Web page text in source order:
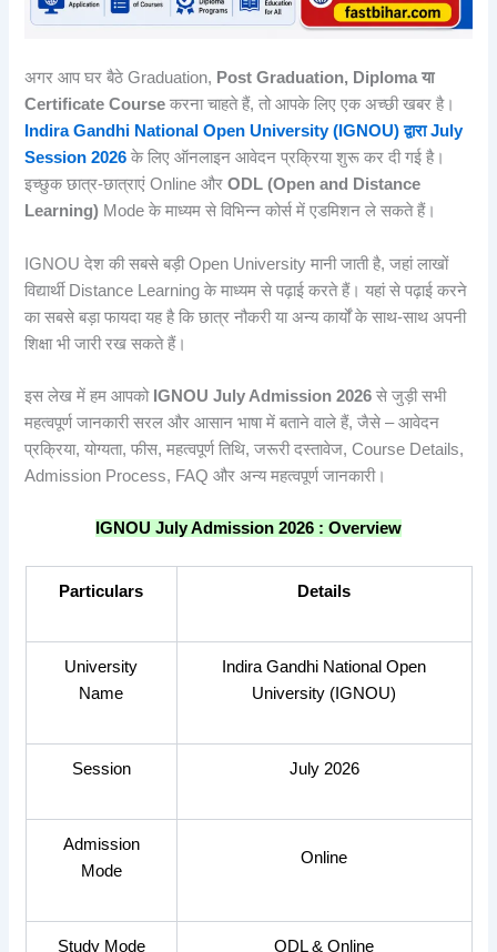
अगर आप घर बैठे Graduation, Post Graduation, Diploma या
Certificate Course करना चाहते हैं, तो आपके लिए एक अच्छी खबर है।
Indira Gandhi National Open University (IGNOU) द्वारा July
Session 2026 के लिए ऑनलाइन आवेदन प्रक्रिया शुरू कर दी गई है।
इच्छुक छात्र-छात्राएं Online औरODL (Open and Distance
Learning) Mode के माध्यम से विभिन्न कोर्स में एडमिशन ले सकते हैं।
IGNOU देश की सबसे बड़ी Open University मानी जाती है, जहां लाखों
विद्यार्थी Distance Learning के माध्यम से पढ़ाई करते हैं। यहां से पढ़ाई करने
का सबसे बड़ा फायदा यह है कि छात्र नौकरी या अन्य कार्यों के साथ-साथ अपनी
शिक्षा भी जारी रख सकते हैं।
इस लेख में हम आपको IGNOU July Admission 2026 से जुड़ी सभी
महत्वपूर्ण जानकारी सरल और आसान भाषा में बताने वाले हैं, जैसे – आवेदन
प्रक्रिया, योग्यता, फीस, महत्वपूर्ण तिथि, जरूरी दस्तावेज, Course Details,
Admission Process, FAQ और अन्य महत्वपूर्ण जानकारी।
IGNOU July Admission 2026 : Overview
Particulars Details
University
Name
Indira Gandhi National Open
University (IGNOU)
Session July 2026
Admission
Mode
Online
Study Mode ODL & Online